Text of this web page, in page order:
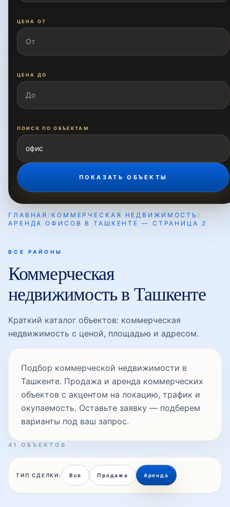
ЦЕНА ОТ
ЦЕНА ДО
ПОИСК ПО ОБЪЕКТАМ
ПОКАЗАТЬ ОБЪЕКТЫ
ГЛАВНАЯ / КОММЕРЧЕСКАЯ НЕДВИЖИМОСТЬ /
АРЕНДА ОФИСОВ В ТАШКЕНТЕ — СТРАНИЦА 2
ВСЕ РАЙОНЫ
Коммерческая
недвижимость в Ташкенте
Краткий каталог объектов: коммерческая
недвижимость с ценой, площадью и адресом.
Подбор коммерческой недвижимости в
Ташкенте. Продажа и аренда коммерческих
объектов с акцентом на локацию, трафик и
окупаемость. Оставьте заявку — подберем
варианты под ваш запрос.
41 ОБЪЕКТОВ
ТИП СДЕЛКИ: Все Продажа Аренда